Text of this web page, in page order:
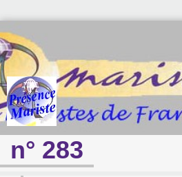
n° 283